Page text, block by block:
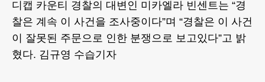
디캡 카운티 경찰의 대변인 미카엘라 빈센트는 “경
찰은 계속 이 사건을 조사중이다”며 “경찰은 이 사건
이 잘못된 주문으로 인한 분쟁으로 보고있다”고 밝
혔다. 김규영 수습기자